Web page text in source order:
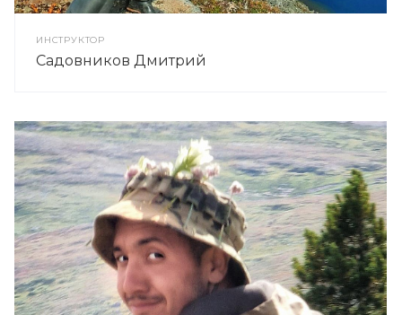
ИНСТРУКТОР
Садовников Дмитрий